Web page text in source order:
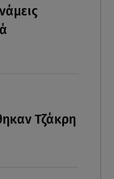
Τζάκρη